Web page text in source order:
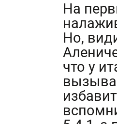
На
Но,
что у